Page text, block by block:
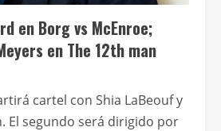
en Borg vs McEnroe;
en The 12th man
cartel con Shia LaBeouf y
El segundo será dirigido por